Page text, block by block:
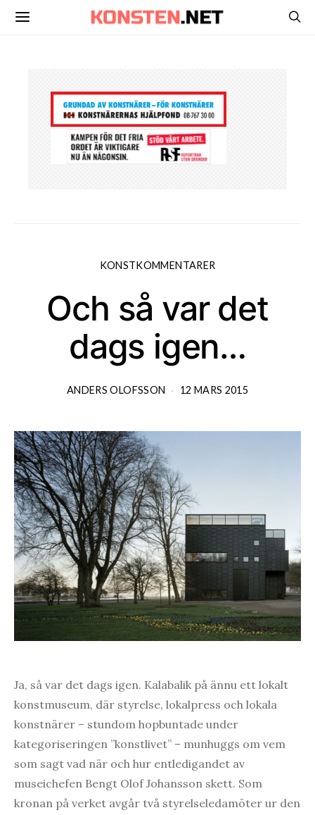
KONSTKOMMENTARER
Och så var det
dags igen…
ANDERS OLOFSSON 12 MARS 2015
Ja, så var det dags igen. Kalabalik på ännu ett lokalt
konstmuseum, där styrelse, lokalpress och lokala
konstnärer – stundom hopbuntade under
kategoriseringen ”konstlivet” – munhuggs om vem
som sagt vad när och hur entledigandet av
museichefen Bengt Olof Johansson skett. Som
kronan på verket avgår två styrelseledamöter ur den